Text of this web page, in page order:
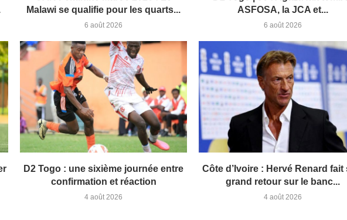
Malawi se qualifie pour les quarts...
6 août 2026
ASFOSA, la JCA et...
6 août 2026
D2 Togo : une sixième journée entre
confirmation et réaction
4 août 2026
Côte d’Ivoire : Hervé Renard fait
grand retour sur le banc...
4 août 2026